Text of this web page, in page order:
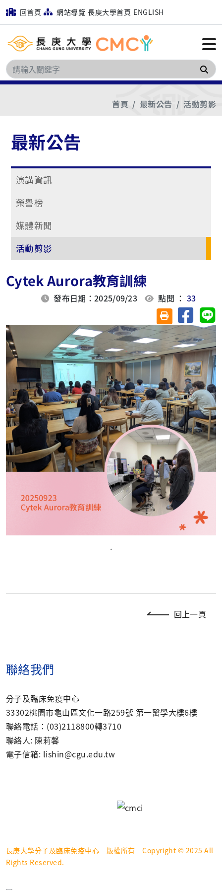
回首頁 網站導覽 長庚大學首頁 ENGLISH
搜
首頁 最新公告 活動剪影
最新公告
演講資訊
榮譽榜
媒體新聞
活動剪影
Cytek Aurora教育訓練
發布日期：2025/09/23 點閱 ：33
友善列印(另開視
分享至
.
回上一頁
聯絡我們
分子及臨床免疫中心
33302桃園市龜山區文化一路259號 第一醫學大樓6樓
聯絡電話：(03)2118800轉3710
聯絡人: 陳莉馨
電子信箱: lishin@cgu.edu.tw
長庚大學分子及臨床免疫中心 版權所有 Copyright © 2025 All
Rights Reserved.